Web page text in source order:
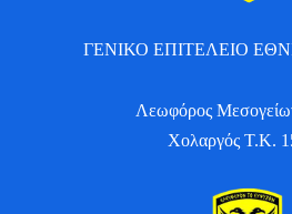
ΓΕΝΙΚΟ ΕΠΙΤΕΛΕΙΟ
Λεωφόρος
Χολαργός Τ.Κ.